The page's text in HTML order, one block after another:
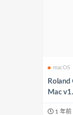
macOS
Roland
Mac
1 年前